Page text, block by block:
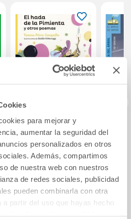
para mejorar y
aumentar la seguridad del
personalizados en otros
Además, compartimos
de nuestra web con nuestros
de redes sociales, publicidad
pueden combinarla con otra
partir del uso que hayas hecho
El hada de la
Pimienta y otros
poemas
11,20€
Comprar